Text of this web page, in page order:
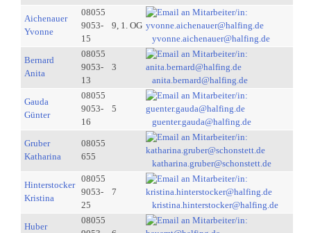
Aichenauer
Yvonne
08055
9053-
15
9, 1. OG
yvonne.aichenauer@halfing.de
Bernard
Anita
08055
9053-
13
3
anita.bernard@halfing.de
Gauda
Günter
08055
9053-
16
5
guenter.gauda@halfing.de
Gruber
Katharina
08055
655
katharina.gruber@schonstett.de
Hinterstocker
Kristina
08055
9053-
25
7
kristina.hinterstocker@halfing.de
Huber
08055